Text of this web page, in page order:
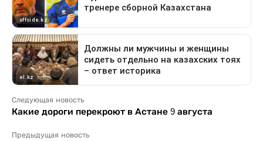
Следующая новость
Какие дороги перекроют в Астане 9 августа
Предыдущая новость